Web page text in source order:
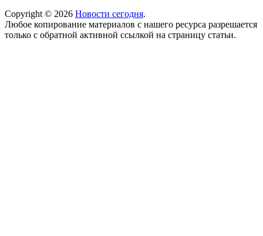
Copyright © 2026 Новости сегодня.
Любое копирование материалов с нашего ресурса разрешается
только с обратной активной ссылкой на страницу статьи.